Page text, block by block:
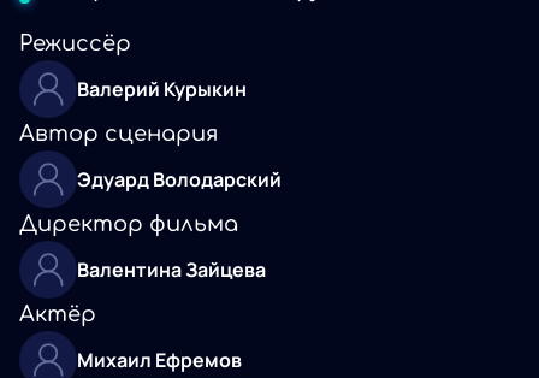
Режиссёр
Валерий Курыкин
Автор сценария
Эдуард Володарский
Директор фильма
Валентина Зайцева
Актёр
Михаил Ефремов